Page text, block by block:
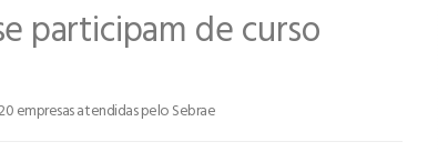
participam de curso
empresas atendidas pelo Sebrae